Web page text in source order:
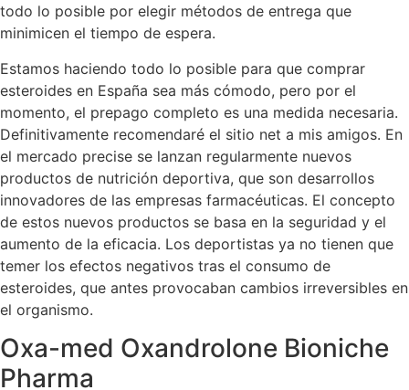
todo lo posible por elegir métodos de entrega que
minimicen el tiempo de espera.
Estamos haciendo todo lo posible para que comprar
esteroides en España sea más cómodo, pero por el
momento, el prepago completo es una medida necesaria.
Definitivamente recomendaré el sitio net a mis amigos. En
el mercado precise se lanzan regularmente nuevos
productos de nutrición deportiva, que son desarrollos
innovadores de las empresas farmacéuticas. El concepto
de estos nuevos productos se basa en la seguridad y el
aumento de la eficacia. Los deportistas ya no tienen que
temer los efectos negativos tras el consumo de
esteroides, que antes provocaban cambios irreversibles en
el organismo.
Oxa-med Oxandrolone Bioniche
Pharma